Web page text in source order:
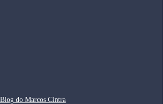
Blog do Marcos Cintra